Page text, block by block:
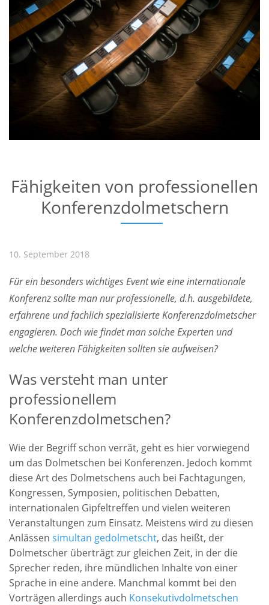
Fähigkeiten von professionellen
Konferenzdolmetschern
10. September 2018
Für ein besonders wichtiges Event wie eine internationale
Konferenz sollte man nur professionelle, d.h. ausgebildete,
erfahrene und fachlich spezialisierte Konferenzdolmetscher
engagieren. Doch wie findet man solche Experten und
welche weiteren Fähigkeiten sollten sie aufweisen?
Was versteht man unter
professionellem
Konferenzdolmetschen?
Wie der Begriff schon verrät, geht es hier vorwiegend
um das Dolmetschen bei Konferenzen. Jedoch kommt
diese Art des Dolmetschens auch bei Fachtagungen,
Kongressen, Symposien, politischen Debatten,
internationalen Gipfeltreffen und vielen weiteren
Veranstaltungen zum Einsatz. Meistens wird zu diesen
Anlässen simultan gedolmetscht, das heißt, der
Dolmetscher überträgt zur gleichen Zeit, in der die
Sprecher reden, ihre mündlichen Inhalte von einer
Sprache in eine andere. Manchmal kommt bei den
Vorträgen allerdings auch Konsekutivdolmetschen